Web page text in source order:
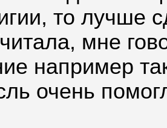
то лучше
мне
например
очень